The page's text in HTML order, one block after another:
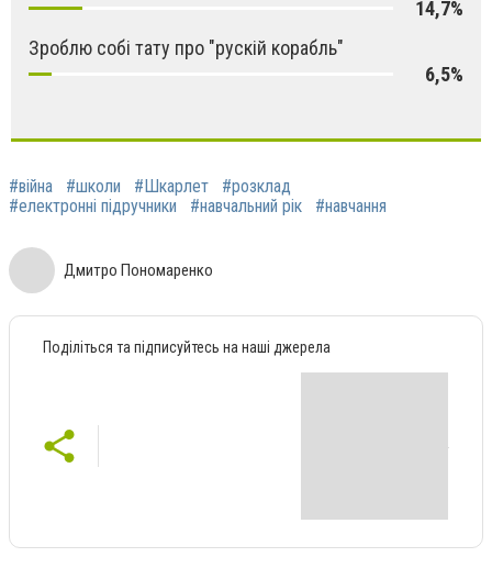
14,7%
Зроблю собі тату про "рускій корабль"
6,5%
#війна #школи #Шкарлет
#розклад
#електронні підручники
#навчальний рік #навчання
Дмитро Пономаренко
Поділіться та підписуйтесь на наші джерела